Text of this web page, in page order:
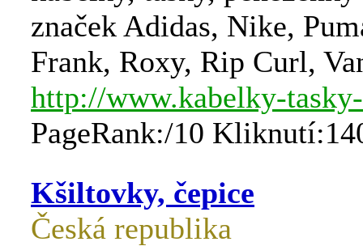
značek Adidas, Nike,
Frank, Roxy, Rip Curl,
http://www.kabelky-
PageRank:/10
Kšiltovky, čepice
Česká republika